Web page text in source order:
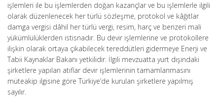
işlemleri ile bu işlemlerden doğan kazançlar ve bu işlemlerle ilgili
olarak düzenlenecek her türlü sözleşme, protokol ve kâğıtlar
damga vergisi dâhil her türlü vergi, resim, harç ve benzeri mali
yükümlülüklerden istisnadır. Bu devir işlemlerine ve protokollere
ilişkin olarak ortaya çıkabilecek tereddütleri gidermeye Enerji ve
Tabii Kaynaklar Bakanı yetkilidir. İlgili mevzuatta yurt dışındaki
şirketlere yapılan atıflar devir işlemlerinin tamamlanmasını
müteakip ilgisine göre Türkiye’de kurulan şirketlere yapılmış
sayılır.